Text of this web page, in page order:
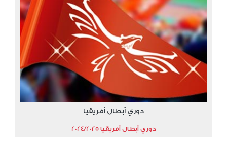
دوري أبطال أفريقيا
دوري أبطال أفريقيا 2024/2025